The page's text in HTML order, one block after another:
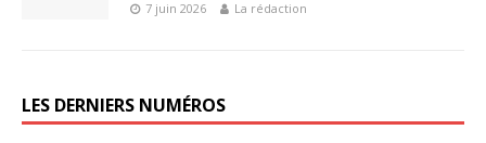
7 juin 2026 La rédaction
LES DERNIERS NUMÉROS